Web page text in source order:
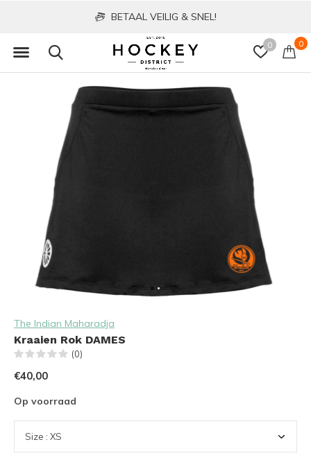
0 0
BETAAL VEILIG & SNEL!
The Indian Maharadja
Kraaien Rok DAMES
(0)
€40,00
Op voorraad